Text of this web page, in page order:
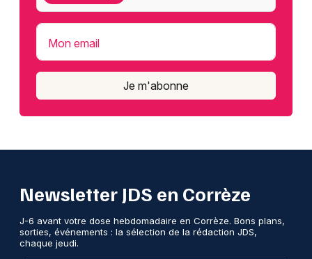
Mon email
Je m'abonne
Newsletter JDS en Corrèze
J-6 avant votre dose hebdomadaire en Corrèze. Bons plans,
sorties, événements : la sélection de la rédaction JDS,
chaque jeudi.